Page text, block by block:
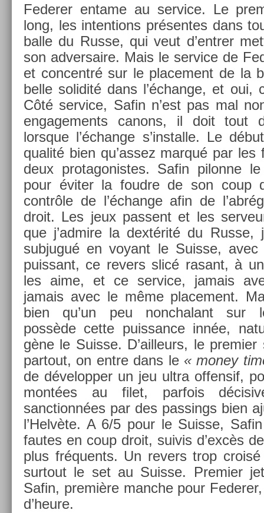
Feder­er en­tame au ser­vice. Le
long, les in­ten­tions présen­tes dans
balle du Russe, qui veut d’entr­er
son ad­versaire. Mais le ser­vice de
et con­centré sur le place­ment de la
belle sol­idité dans l’échan­ge, et oui,
Côté ser­vice, Safin n’est pas mal
en­gage­ments canons, il doit tout
lorsque l’échan­ge s’instal­le. Le
qualité bien qu’assez marqué par
deux pro­tagonis­tes. Safin pilon­ne
pour éviter la foud­re de son coup
contrôle de l’échan­ge afin de
droit. Les jeux pas­sent et les
que j’ad­mire la dextérité du Russe,
sub­jugué en voyant le Suis­se,
puis­sant, ce re­v­ers slicé rasant, à
les aime, et ce ser­vice, jamais
jamais avec le même place­ment.
bien qu’un peu non­chalant sur
possède cette puis­sance innée,
gène le Suis­se. D’ail­leurs, le
par­tout, on entre dans le « money
de développ­er un jeu ultra of­fen­sif,
montées au filet, par­fois
sanctionnées par des pass­ings bien
l’Helvète. A 6/5 pour le Suis­se,
fautes en coup droit, suivis d’excès
plus fréquents. Un re­v­ers trop
sur­tout le set au Suis­se. Pre­mi­er
Safin, première man­che pour
d’heure.